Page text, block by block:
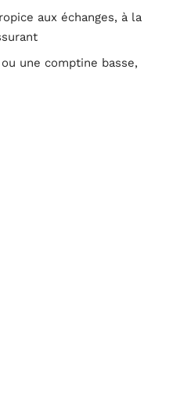
aux échanges, à la
ou une comptine basse,